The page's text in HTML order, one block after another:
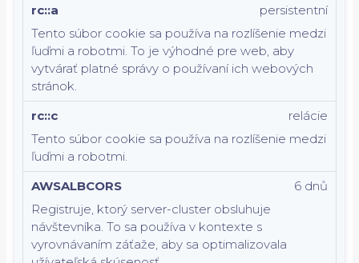
rc::a
Tento súbor cookie sa používa na rozlíšenie medzi
ľuďmi a robotmi. To je výhodné pre web, aby
vytvárať platné správy o používaní ich webových
stránok.
persistentní
rc::c
Tento súbor cookie sa používa na rozlíšenie medzi
ľuďmi a robotmi.
relácie
AWSALBCORS
Registruje, ktorý server-cluster obsluhuje
návštevníka. To sa používa v kontexte s
vyrovnávaním záťaže, aby sa optimalizovala
6 dnů